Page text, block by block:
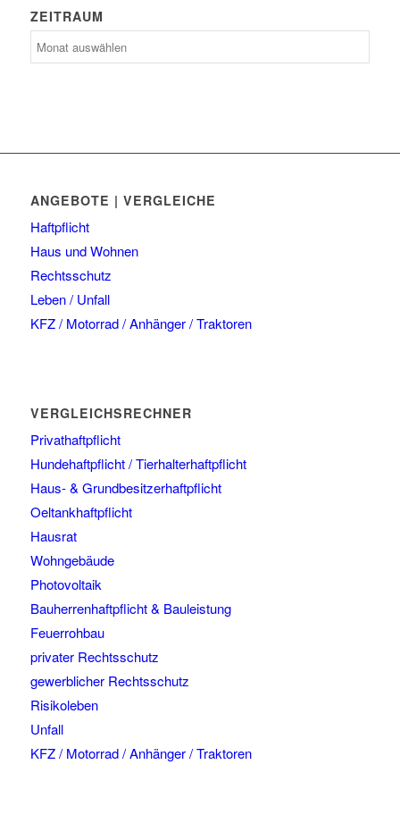
ZEITRAUM
ANGEBOTE | VERGLEICHE
Haftpflicht
Haus und Wohnen
Rechtsschutz
Leben / Unfall
KFZ / Motorrad / Anhänger / Traktoren
VERGLEICHSRECHNER
Privathaftpflicht
Hundehaftpflicht / Tierhalterhaftpflicht
Haus- & Grundbesitzerhaftpflicht
Oeltankhaftpflicht
Hausrat
Wohngebäude
Photovoltaik
Bauherrenhaftpflicht & Bauleistung
Feuerrohbau
privater Rechtsschutz
gewerblicher Rechtsschutz
Risikoleben
Unfall
KFZ / Motorrad / Anhänger / Traktoren